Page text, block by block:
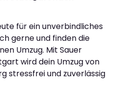
für ein unverbindliches
gerne und finden die
Umzug. Mit Sauer
wird dein Umzug von
stressfrei und zuverlässig